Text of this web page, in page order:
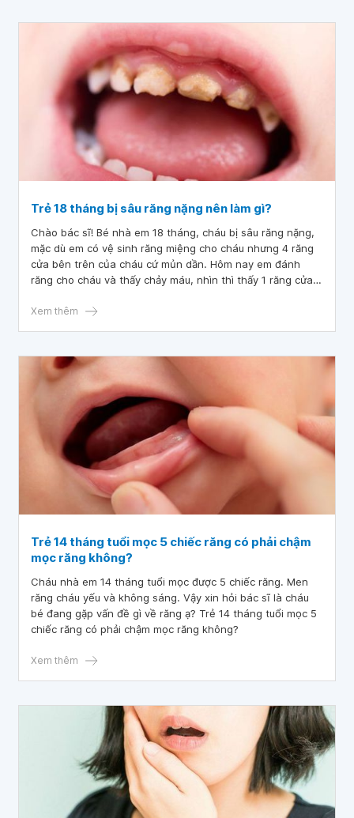
Trẻ 18 tháng bị sâu răng nặng nên làm gì?
Chào bác sĩ! Bé nhà em 18 tháng, cháu bị sâu răng nặng,
mặc dù em có vệ sinh răng miệng cho cháu nhưng 4 răng
cửa bên trên của cháu cứ mủn dần. Hôm nay em đánh
răng cho cháu và thấy chảy máu, nhìn thì thấy 1 răng cửa
Xem thêm
Trẻ 14 tháng tuổi mọc 5 chiếc răng có phải chậm
mọc răng không?
Cháu nhà em 14 tháng tuổi mọc được 5 chiếc răng. Men
răng cháu yếu và không sáng. Vậy xin hỏi bác sĩ là cháu
bé đang gặp vấn đề gì về răng ạ? Trẻ 14 tháng tuổi mọc 5
chiếc răng có phải chậm mọc răng không?
Xem thêm